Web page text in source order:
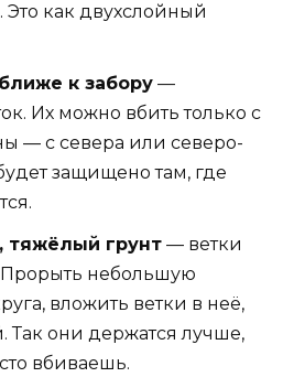
как двухслойный
к забору —
Их можно вбить только с
— с севера или северо-
защищено там, где
тяжёлый грунт — ветки
Прорыть небольшую
вложить ветки в неё,
Так они держатся лучше,
вбиваешь.